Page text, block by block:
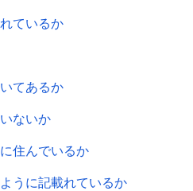
ているか
てあるか
ないか
住んでいるか
うに記載れているか